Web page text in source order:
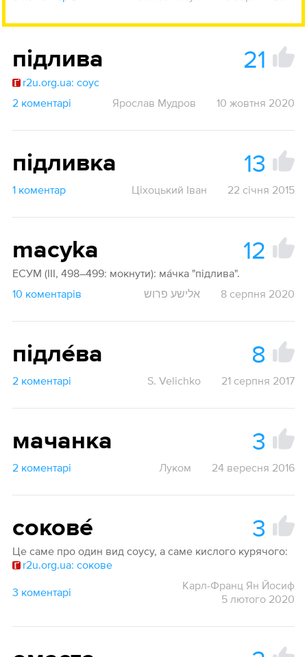
підлива 21
r2u.org.ua: соус
2 коментарі
Ярослав Мудров 10 жовтня 2020
підливка 13
1 коментар Ціхоцький Іван 22 січня 2015
macyka 12
ЕСУМ (ІІІ, 498–499: мокнути): мáчка "підлива".
10 коментарів
אלישע פרוש 8 серпня 2020
підле́ва 8
2 коментарі S. Velichko 21 серпня 2017
мачанка 3
2 коментарі Луком 24 вересня 2016
сокове́ 3
Це саме про один вид соусу, а саме кислого курячого:
r2u.org.ua: сокове
3 коментарі
Карл-Франц Ян Йосиф
5 лютого 2020